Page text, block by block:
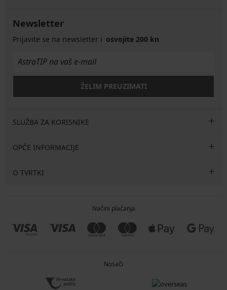
Newsletter
Prijavite se na newsletter i osvojite 200 kn
ŽELIM PREUZIMATI
SLUŽBA ZA KORISNIKE
OPĆE INFORMACIJE
O TVRTKI
Načini plaćanja
Nosači